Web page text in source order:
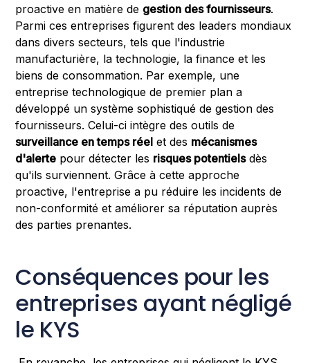
proactive en matière de gestion des fournisseurs.
Parmi ces entreprises figurent des leaders mondiaux
dans divers secteurs, tels que l'industrie
manufacturière, la technologie, la finance et les
biens de consommation. Par exemple, une
entreprise technologique de premier plan a
développé un système sophistiqué de gestion des
fournisseurs. Celui-ci intègre des outils de
surveillance en temps réel et des mécanismes
d'alerte pour détecter les risques potentielsdès
qu'ils surviennent. Grâce à cette approche
proactive, l'entreprise a pu réduire les incidents de
non-conformité et améliorer sa réputation auprès
des parties prenantes.
Conséquences pour les
entreprises ayant négligé
le KYS